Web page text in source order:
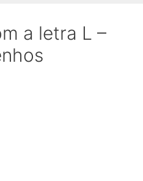
a letra L –